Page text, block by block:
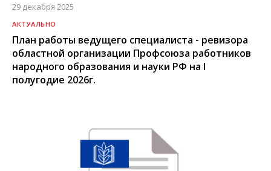
29 декабря 2025
АКТУАЛЬНО
План работы ведущего специалиста - ревизора
областной организации Профсоюза работников
народного образования и науки РФ на I
полугодие 2026г.